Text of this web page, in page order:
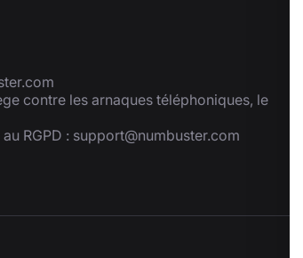
contre les arnaques téléphoniques, le
RGPD : support@numbuster.com